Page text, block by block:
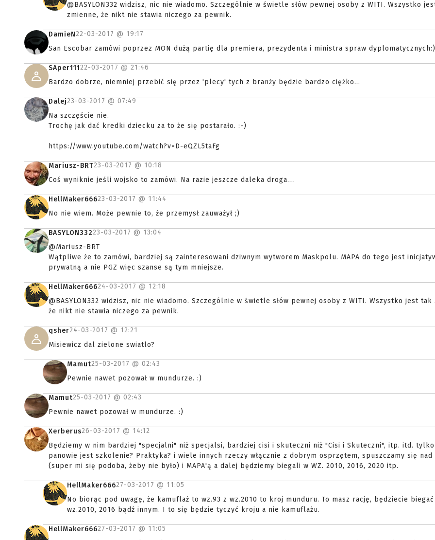
@BASYLON332 widzisz, nic nie wiadomo. Szczególnie w świetle słów pewnej osoby z WITI. Wszystko
zmienne, że nikt nie stawia niczego za pewnik.
DamieN22-03-2017 @ 19:17
San Escobar zamówi poprzez MON dużą partię dla premiera, prezydenta i ministra spraw dyplomatycznych:)
SAper11122-03-2017 @ 21:46
Bardzo dobrze, niemniej przebić się przez 'plecy' tych z branży będzie bardzo ciężko...
Dalej23-03-2017 @ 07:49
Na szczęście nie.
Trochę jak dać kredki dziecku za to że się postarało. :-)
https://www.youtube.com/watch?v=D-eQZL5taFg
Mariusz-BRT23-03-2017 @ 10:18
Coś wyniknie jeśli wojsko to zamówi. Na razie jeszcze daleka droga....
HellMaker66623-03-2017 @ 11:44
No nie wiem. Może pewnie to, że przemysł zauważył ;)
BASYLON33223-03-2017 @ 13:04
@Mariusz-BRT
Wątpliwe że to zamówi, bardziej są zainteresowani dziwnym wytworem Maskpolu. MAPA do tego jest
prywatną a nie PGZ więc szanse są tym mniejsze.
HellMaker66624-03-2017 @ 12:18
@BASYLON332 widzisz, nic nie wiadomo. Szczególnie w świetle słów pewnej osoby z WITI. Wszystko jest tak
że nikt nie stawia niczego za pewnik.
qsher24-03-2017 @ 12:21
Misiewicz dal zielone swiatlo?
Mamut25-03-2017 @ 02:43
Pewnie nawet pozował w mundurze. :)
Mamut25-03-2017 @ 02:43
Pewnie nawet pozował w mundurze. :)
Xerberus26-03-2017 @ 14:12
Będziemy w nim bardziej "specjalni" niż specjalsi, bardziej cisi i skuteczni niż "Cisi i Skuteczni", itp. itd.
panowie jest szkolenie? Praktyka? i wiele innych rzeczy włącznie z dobrym osprzętem, spuszczamy się nad
(super mi się podoba, żeby nie było) i MAPA'ą a dalej będziemy biegali w WZ. 2010, 2016, 2020 itp.
HellMaker66627-03-2017 @ 11:05
No biorąc pod uwagę, że kamuflaż to wz.93 z wz.2010 to kroj munduru. To masz rację, będziecie biegać
wz.2010, 2016 bądź innym. I to się będzie tyczyć kroju a nie kamuflażu.
HellMaker66627-03-2017 @ 11:05